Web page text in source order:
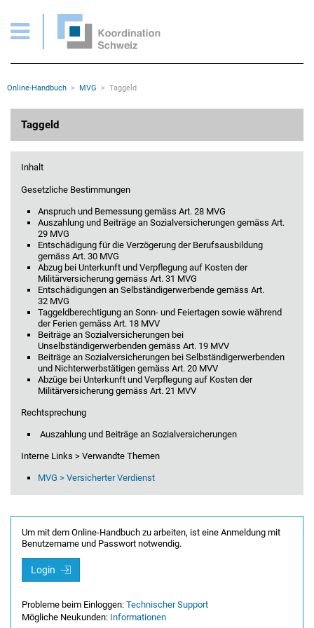
Wichtige Seiten
Home
Inhalt
Sitemap
Rootline Navigation
Online-Handbuch MVG Taggeld
Taggeld
Inhalt
Gesetzliche Bestimmungen
Anspruch und Bemessung gemäss Art. 28 MVG
Auszahlung und Beiträge an Sozialversicherungen gemäss Art.
29 MVG
Entschädigung für die Verzögerung der Berufsausbildung
gemäss Art. 30 MVG
Abzug bei Unterkunft und Verpflegung auf Kosten der
Militärversicherung gemäss Art. 31 MVG
Entschädigungen an Selbständigerwerbende gemäss Art.
32 MVG
Taggeldberechtigung an Sonn- und Feiertagen sowie während
der Ferien gemäss Art. 18 MVV
Beiträge an Sozialversicherungen bei
Unselbständigerwerbenden gemäss Art. 19 MVV
Beiträge an Sozialversicherungen bei Selbständigerwerbenden
und Nichterwerbstätigen gemäss Art. 20 MVV
Abzüge bei Unterkunft und Verpflegung auf Kosten der
Militärver­sicherung gemäss Art. 21 MVV
Rechtsprechung
Auszahlung und Beiträge an Sozialversicherungen
Interne Links > Verwandte Themen
MVG > Versicherter Verdienst
Um mit dem Online-Handbuch zu arbeiten, ist eine Anmeldung mit
Benutzername und Passwort notwendig.
Login
Probleme beim Einloggen: Technischer Support
Mögliche Neukunden: Informationen